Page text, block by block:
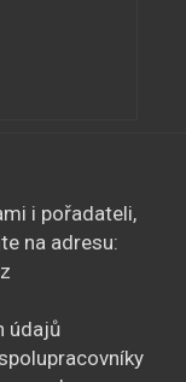
i pořadateli,
na adresu:
údajů